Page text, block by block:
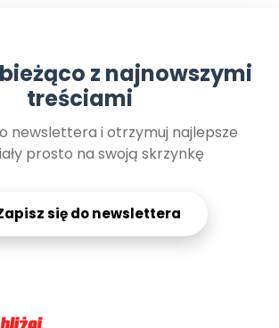
z najnowszymi
treściami
newslettera i otrzymuj najlepsze
prosto na swoją skrzynkę
się do newslettera